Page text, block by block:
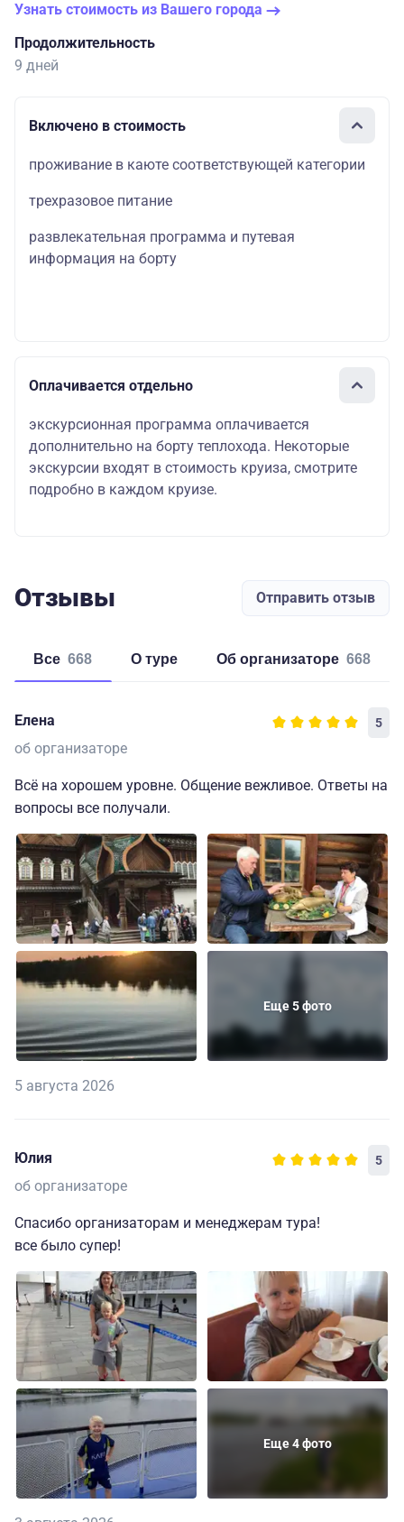
Узнать стоимость из Вашего города
Продолжительность
9 дней
Включено в стоимость
проживание в каюте соответствующей категории
трехразовое питание
развлекательная программа и путевая
информация на борту
Оплачивается отдельно
экскурсионная программа оплачивается
дополнительно на борту теплохода. Некоторые
экскурсии входят в стоимость круиза, смотрите
подробно в каждом круизе.
Отзывы Отправить отзыв
Все 668 о туре об организаторе 668
Елена 5
об организаторе
Всё на хорошем уровне. Общение вежливое. Ответы на
вопросы все получали.
Еще 5 фото
5 августа 2026
Юлия 5
об организаторе
Спасибо организаторам и менеджерам тура!
все было супер!
Еще 4 фото